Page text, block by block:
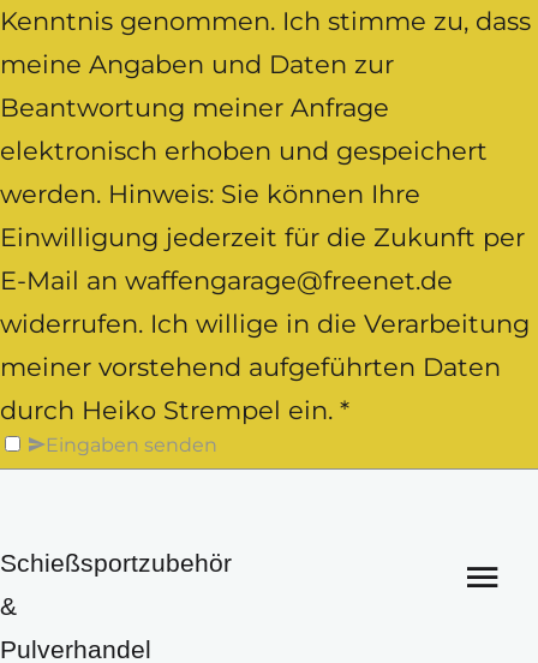
Kenntnis genommen. Ich stimme zu, dass
meine Angaben und Daten zur
Beantwortung meiner Anfrage
elektronisch erhoben und gespeichert
werden. Hinweis: Sie können Ihre
Einwilligung jederzeit für die Zukunft per
E-Mail an waffengarage@freenet.de
widerrufen. Ich willige in die Verarbeitung
meiner vorstehend aufgeführten Daten
durch Heiko Strempel ein. *
Eingaben senden
Schießsportzubehör
&
Pulverhandel